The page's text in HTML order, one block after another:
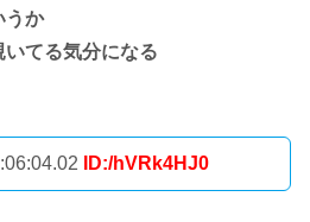
うか
てる気分になる
ID:/hVRk4HJ0